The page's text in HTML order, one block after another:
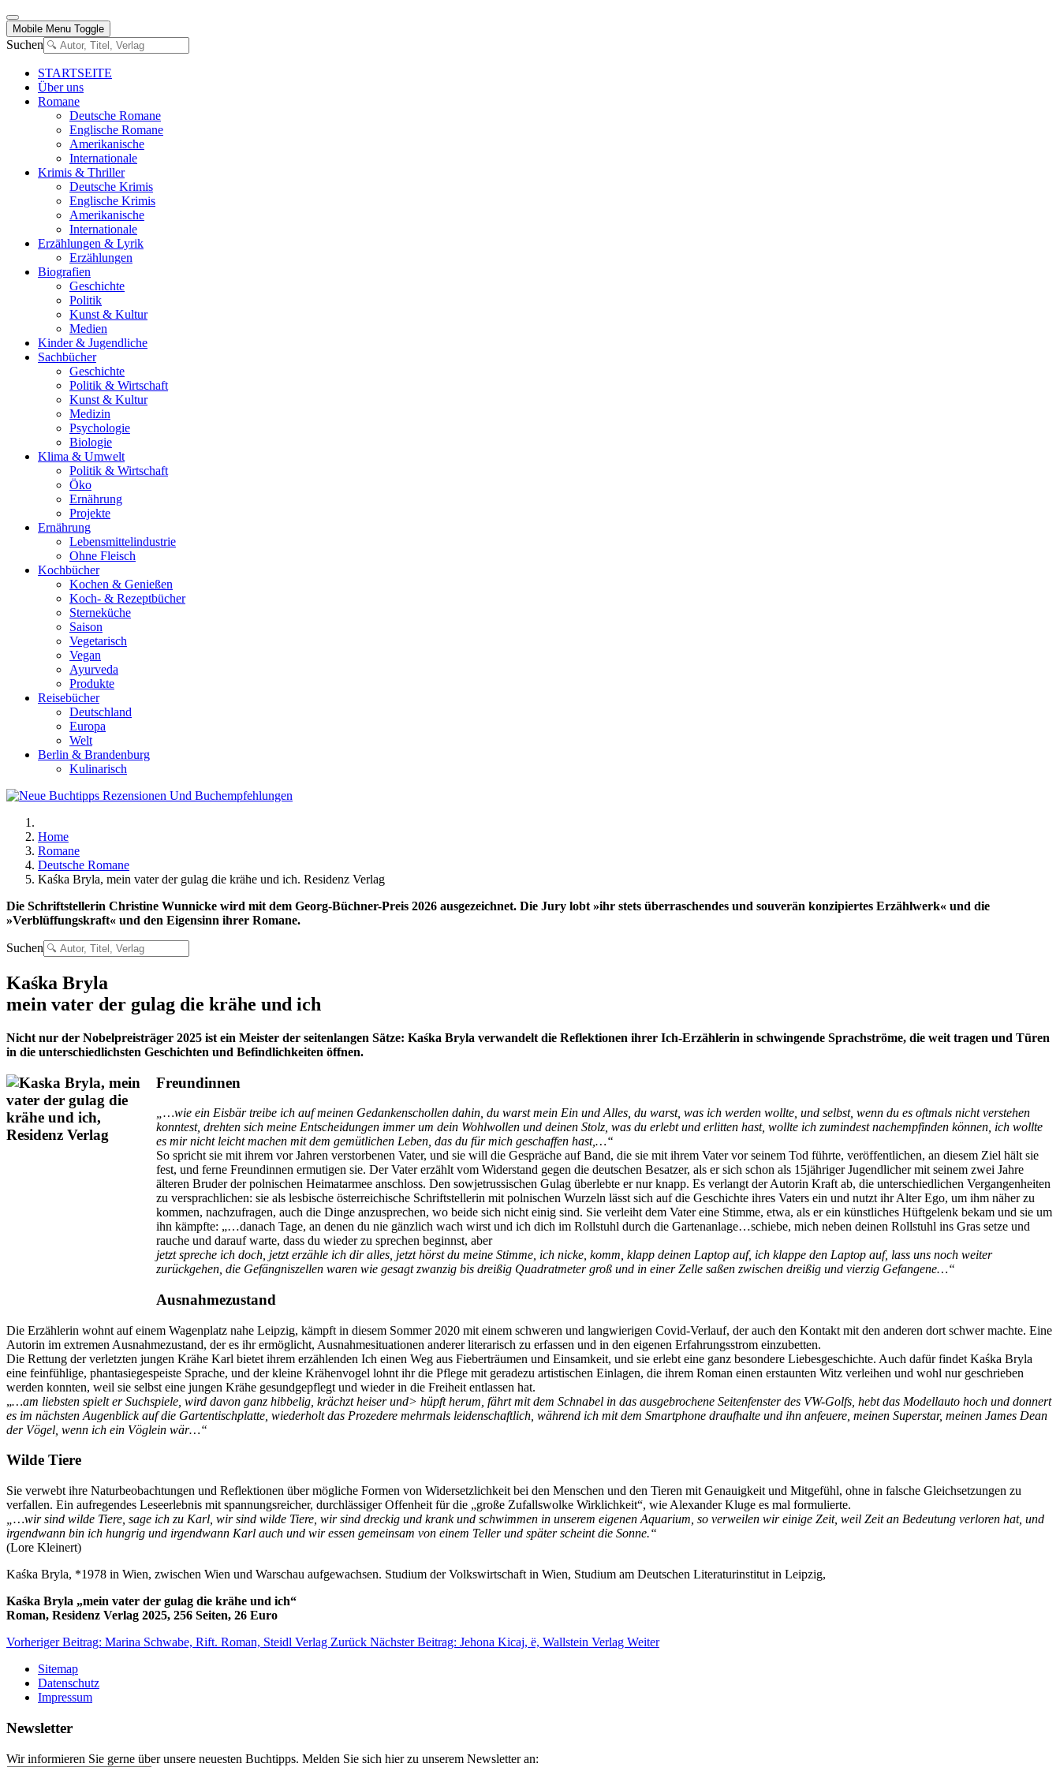
Mobile Menu Toggle
Suchen
STARTSEITE
Über uns
Romane
Deutsche Romane
Englische Romane
Amerikanische
Internationale
Krimis & Thriller
Deutsche Krimis
Englische Krimis
Amerikanische
Internationale
Erzählungen & Lyrik
Erzählungen
Biografien
Geschichte
Politik
Kunst & Kultur
Medien
Kinder & Jugendliche
Sachbücher
Geschichte
Politik & Wirtschaft
Kunst & Kultur
Medizin
Psychologie
Biologie
Klima & Umwelt
Politik & Wirtschaft
Öko
Ernährung
Projekte
Ernährung
Lebensmittelindustrie
Ohne Fleisch
Kochbücher
Kochen & Genießen
Koch- & Rezeptbücher
Sterneküche
Saison
Vegetarisch
Vegan
Ayurveda
Produkte
Reisebücher
Deutschland
Europa
Welt
Berlin & Brandenburg
Kulinarisch
Home
Romane
Deutsche Romane
Kaśka Bryla, mein vater der gulag die krähe und ich. Residenz Verlag
Die Schriftstellerin Christine Wunnicke wird mit dem Georg-Büchner-Preis 2026 ausgezeichnet. Die Jury lobt »ihr stets überraschendes und souverän konzipiertes Erzählwerk« und die
»Verblüffungskraft« und den Eigensinn ihrer Romane.
Suchen
Kaśka Bryla
mein vater der gulag die krähe und ich
Nicht nur der Nobelpreisträger 2025 ist ein Meister der seitenlangen Sätze: Kaśka Bryla verwandelt die Reflektionen ihrer Ich-Erzählerin in schwingende Sprachströme, die weit tragen und Türen
in die unterschiedlichsten Geschichten und Befindlichkeiten öffnen.
Freundinnen
„…wie ein Eisbär treibe ich auf meinen Gedankenschollen dahin, du warst mein Ein und Alles, du warst, was ich werden wollte, und selbst, wenn du es oftmals nicht verstehen
konntest, drehten sich meine Entscheidungen immer um dein Wohlwollen und deinen Stolz, was du erlebt und erlitten hast, wollte ich zumindest nachempfinden können, ich wollte
es mir nicht leicht machen mit dem gemütlichen Leben, das du für mich geschaffen hast,…“
So spricht sie mit ihrem vor Jahren verstorbenen Vater, und sie will die Gespräche auf Band, die sie mit ihrem Vater vor seinem Tod führte, veröffentlichen, an diesem Ziel hält sie
fest, und ferne Freundinnen ermutigen sie. Der Vater erzählt vom Widerstand gegen die deutschen Besatzer, als er sich schon als 15jähriger Jugendlicher mit seinem zwei Jahre
älteren Bruder der polnischen Heimatarmee anschloss. Den sowjetrussischen Gulag überlebte er nur knapp. Es verlangt der Autorin Kraft ab, die unterschiedlichen Vergangenheiten
zu versprachlichen: sie als lesbische österreichische Schriftstellerin mit polnischen Wurzeln lässt sich auf die Geschichte ihres Vaters ein und nutzt ihr Alter Ego, um ihm näher zu
kommen, nachzufragen, auch die Dinge anzusprechen, wo beide sich nicht einig sind. Sie verleiht dem Vater eine Stimme, etwa, als er ein künstliches Hüftgelenk bekam und sie um
ihn kämpfte: „…danach Tage, an denen du nie gänzlich wach wirst und ich dich im Rollstuhl durch die Gartenanlage…schiebe, mich neben deinen Rollstuhl ins Gras setze und
rauche und darauf warte, dass du wieder zu sprechen beginnst, aber
jetzt spreche ich doch, jetzt erzähle ich dir alles, jetzt hörst du meine Stimme, ich nicke, komm, klapp deinen Laptop auf, ich klappe den Laptop auf, lass uns noch weiter
zurückgehen, die Gefängniszellen waren wie gesagt zwanzig bis dreißig Quadratmeter groß und in einer Zelle saßen zwischen dreißig und vierzig Gefangene…“
Ausnahmezustand
Die Erzählerin wohnt auf einem Wagenplatz nahe Leipzig, kämpft in diesem Sommer 2020 mit einem schweren und langwierigen Covid-Verlauf, der auch den Kontakt mit den anderen dort schwer machte. Eine
Autorin im extremen Ausnahmezustand, der es ihr ermöglicht, Ausnahmesituationen anderer literarisch zu erfassen und in den eigenen Erfahrungsstrom einzubetten.
Die Rettung der verletzten jungen Krähe Karl bietet ihrem erzählenden Ich einen Weg aus Fieberträumen und Einsamkeit, und sie erlebt eine ganz besondere Liebesgeschichte. Auch dafür findet Kaśka Bryla
eine feinfühlige, phantasiegespeiste Sprache, und der kleine Krähenvogel lohnt ihr die Pflege mit geradezu artistischen Einlagen, die ihrem Roman einen erstaunten Witz verleihen und wohl nur geschrieben
werden konnten, weil sie selbst eine jungen Krähe gesundgepflegt und wieder in die Freiheit entlassen hat.
„…am liebsten spielt er Suchspiele, wird davon ganz hibbelig, krächzt heiser und> hüpft herum, fährt mit dem Schnabel in das ausgebrochene Seitenfenster des VW-Golfs, hebt das Modellauto hoch und donnert
es im nächsten Augenblick auf die Gartentischplatte, wiederholt das Prozedere mehrmals leidenschaftlich, während ich mit dem Smartphone draufhalte und ihn anfeuere, meinen Superstar, meinen James Dean
der Vögel, wenn ich ein Vöglein wär…“
Wilde Tiere
Sie verwebt ihre Naturbeobachtungen und Reflektionen über mögliche Formen von Widersetzlichkeit bei den Menschen und den Tieren mit Genauigkeit und Mitgefühl, ohne in falsche Gleichsetzungen zu
verfallen. Ein aufregendes Leseerlebnis mit spannungsreicher, durchlässiger Offenheit für die „große Zufallswolke Wirklichkeit“, wie Alexander Kluge es mal formulierte.
„…wir sind wilde Tiere, sage ich zu Karl, wir sind wilde Tiere, wir sind dreckig und krank und schwimmen in unserem eigenen Aquarium, so verweilen wir einige Zeit, weil Zeit an Bedeutung verloren hat, und
irgendwann bin ich hungrig und irgendwann Karl auch und wir essen gemeinsam von einem Teller und später scheint die Sonne.“
(Lore Kleinert)
Kaśka Bryla, *1978 in Wien, zwischen Wien und Warschau aufgewachsen. Studium der Volks­wirtschaft in Wien, Studium am Deutschen Literaturinstitut in Leipzig,
Kaśka Bryla „mein vater der gulag die krähe und ich“
Roman, Residenz Verlag 2025, 256 Seiten, 26 Euro
Vorheriger Beitrag: Marina Schwabe, Rift. Roman, Steidl Verlag Zurück Nächster Beitrag: Jehona Kicaj, ë, Wallstein Verlag Weiter
Sitemap
Datenschutz
Impressum
Newsletter
Wir informieren Sie gerne über unsere neuesten Buchtipps. Melden Sie sich hier zu unserem Newsletter an: